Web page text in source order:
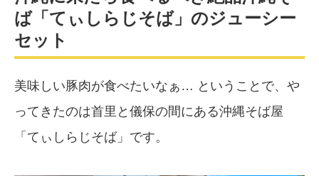
ば「てぃしらじそば」のジューシー
セット
美味しい豚肉が食べたいなぁ… ということで、や
ってきたのは首里と儀保の間にある沖縄そば屋
「てぃしらじそば」です。